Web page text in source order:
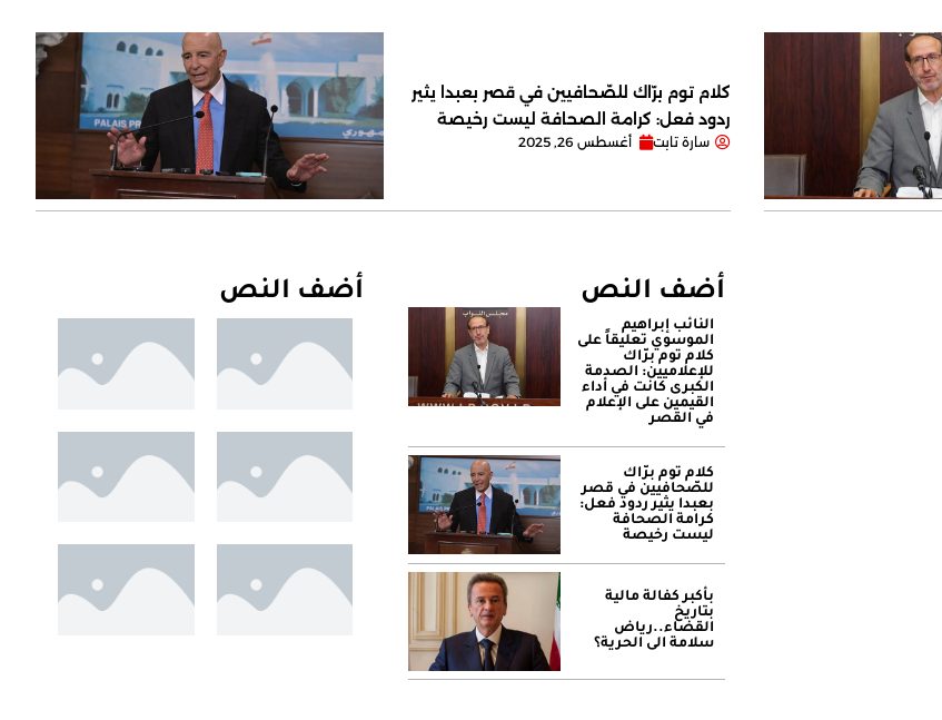
كلام توم برّاك للصّحافيين في قصر بعبدا يثير
ردود فعل: كرامة الصحافة ليست رخيصة
سارة تابت أغسطس 26, 2025
أضف النص
النائب إبراهيم
الموسوي تعليقاً على
كلام توم برّاك
للإعلاميين: الصدمة
الكبرى كانت في أداء
القيمين على ‏الإعلام
في القصر
كلام توم برّاك
للصّحافيين في قصر
بعبدا يثير ردود فعل:
كرامة الصحافة
ليست رخيصة
بأكبر كفالة مالية
بتاريخ
القضاء..رياض
سلامة الى الحرية؟
أضف النص